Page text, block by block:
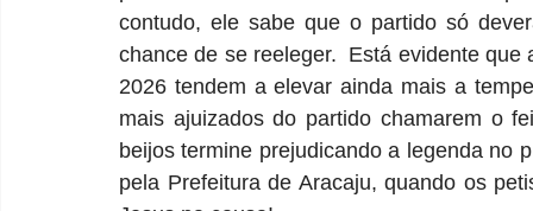
contudo, ele sabe que o partido só
chance de se reeleger.  Está evidente
2026 tendem a elevar ainda mais a
mais ajuizados do partido chamarem o
beijos termine prejudicando a legenda no
pela Prefeitura de Aracaju, quando os